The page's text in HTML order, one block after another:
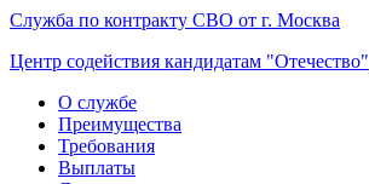
Служба по контракту СВО от г. Москва
Центр содействия кандидатам "Отечество"
О службе
Преимущества
Требования
Выплаты